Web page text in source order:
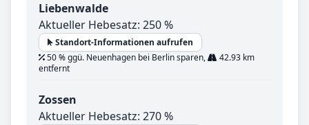
Liebenwalde
Aktueller Hebesatz: 250 %
Standort-Informationen aufrufen
50 % ggü. Neuenhagen bei Berlin sparen,
42.93 km
entfernt
Zossen
Aktueller Hebesatz: 270 %